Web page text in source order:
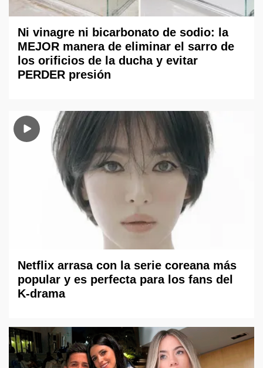
Ni vinagre ni bicarbonato de sodio: la
MEJOR manera de eliminar el sarro de
los orificios de la ducha y evitar
PERDER presión
Netflix arrasa con la serie coreana más
popular y es perfecta para los fans del
K-drama